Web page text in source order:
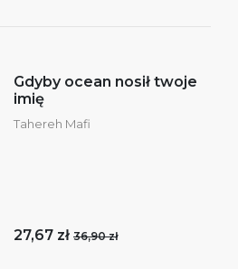
Gdyby ocean nosił twoje
imię
Tahereh Mafi
27,67 zł 36,90 zł